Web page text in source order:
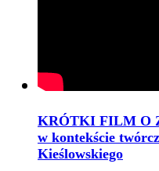
KRÓTKI FILM O
w kontekście
Kieślowskiego